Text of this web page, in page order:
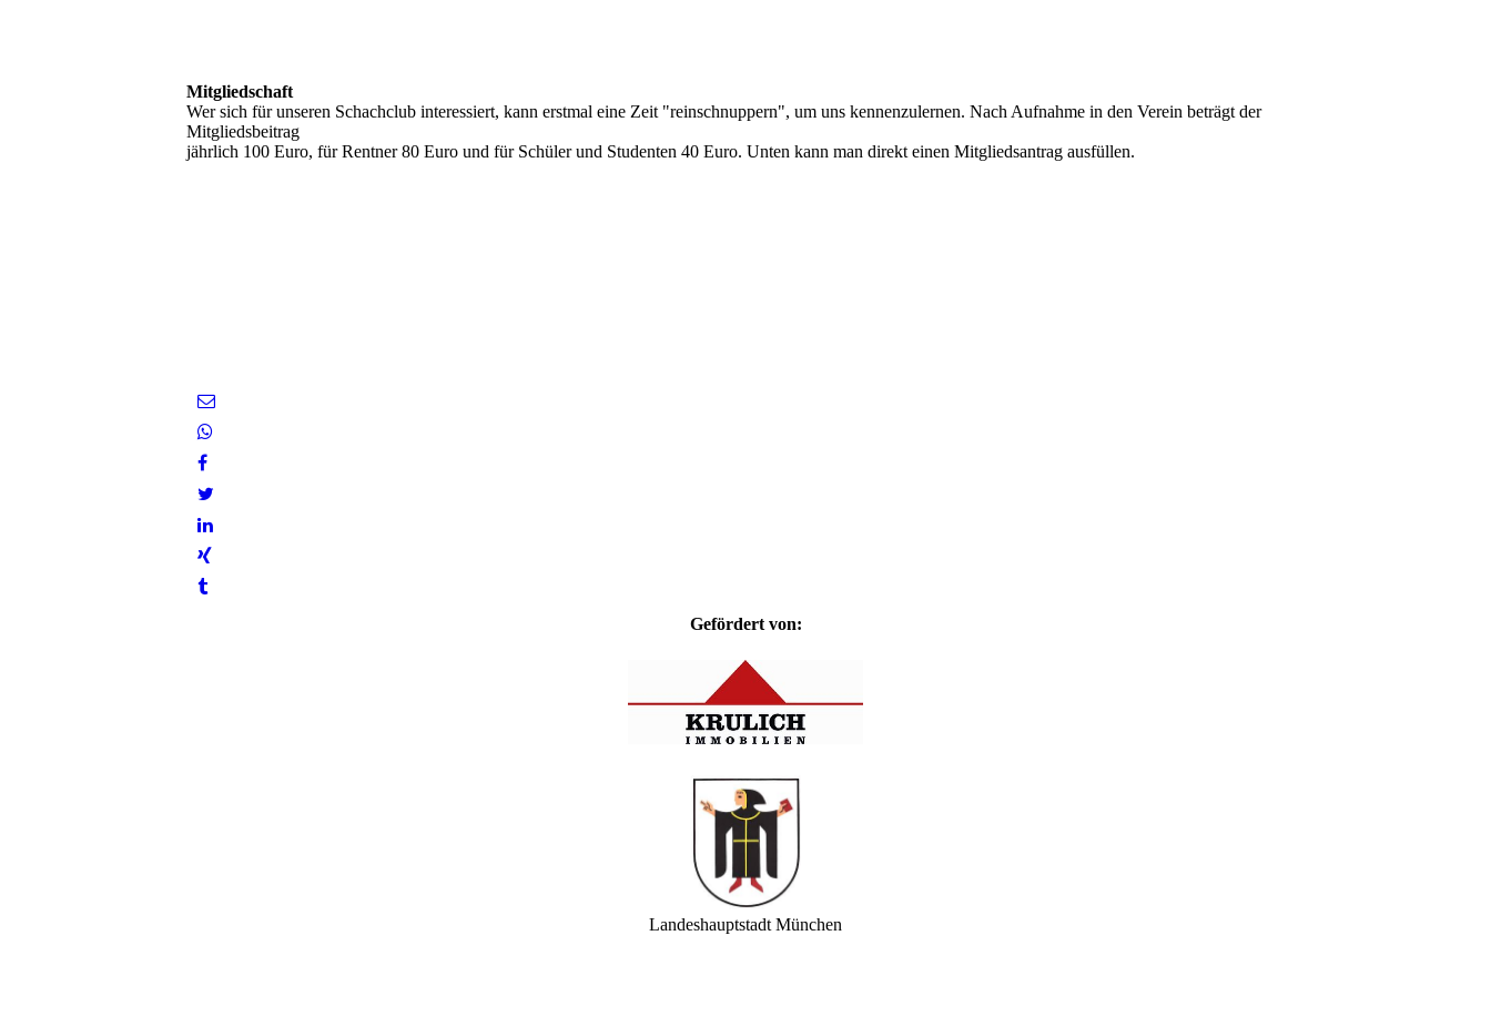
Mitgliedschaft
Wer sich für unseren Schachclub interessiert, kann erstmal eine Zeit "reinschnuppern", um uns kennenzulernen. Nach Aufnahme in den Verein beträgt der
Mitgliedsbeitrag
jährlich 100 Euro, für Rentner 80 Euro und für Schüler und Studenten 40 Euro. Unten kann man direkt einen Mitgliedsantrag ausfüllen.
Gefördert von:
Landeshauptstadt München